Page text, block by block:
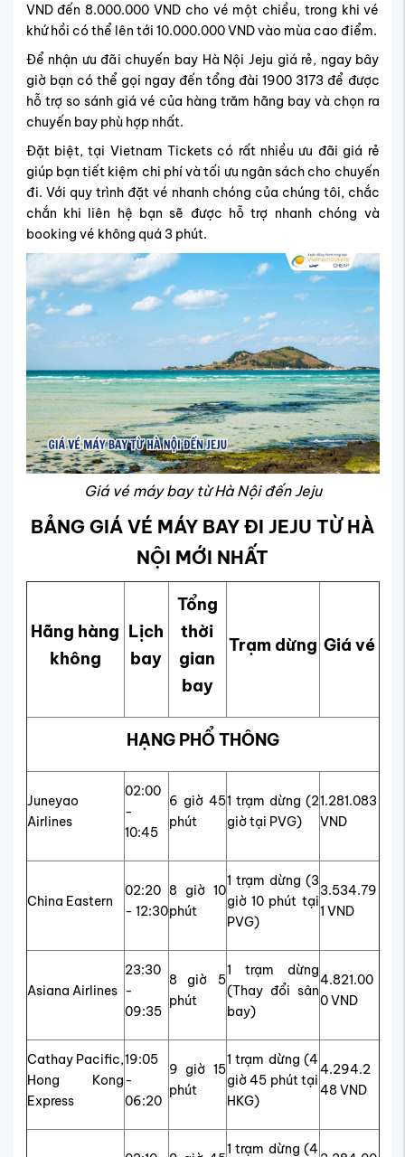
VND đến 8.000.000 VND cho vé một chiều, trong khi vé
khứ hồi có thể lên tới 10.000.000 VND vào mùa cao điểm.
Để nhận ưu đãi chuyến bay Hà Nội Jeju giá rẻ, ngay bây
giờ bạn có thể gọi ngay đến tổng đài 1900 3173 để được
hỗ trợ so sánh giá vé của hàng trăm hãng bay và chọn ra
chuyến bay phù hợp nhất.
Đặt biệt, tại Vietnam Tickets có rất nhiều ưu đãi giá rẻ
giúp bạn tiết kiệm chi phí và tối ưu ngân sách cho chuyến
đi. Với quy trình đặt vé nhanh chóng của chúng tôi, chắc
chắn khi liên hệ bạn sẽ được hỗ trợ nhanh chóng và
booking vé không quá 3 phút.
Giá vé máy bay từ Hà Nội đến Jeju
BẢNG GIÁ VÉ MÁY BAY ĐI JEJU TỪ HÀ
NỘI MỚI NHẤT
Hãng hàng
không
Lịch
bay
Tổng
thời
gian
bay
Trạm dừng Giá vé
HẠNG PHỔ THÔNG
Juneyao
Airlines
02:00
-
10:45
6 giờ 45
phút
1 trạm dừng (2
giờ tại PVG)
1.281.083
VND
China Eastern
02:20
- 12:30
8 giờ 10
phút
1 trạm dừng (3
giờ 10 phút tại
PVG)
3.534.79
1 VND
Asiana Airlines
23:30
-
09:35
8 giờ 5
phút
1 trạm dừng
(Thay đổi sân
bay)
4.821.00
0 VND
Cathay Pacific,
Hong Kong
Express
19:05
-
06:20
9 giờ 15
phút
1 trạm dừng (4
giờ 45 phút tại
HKG)
4.294.2
48 VND
1 trạm dừng (4